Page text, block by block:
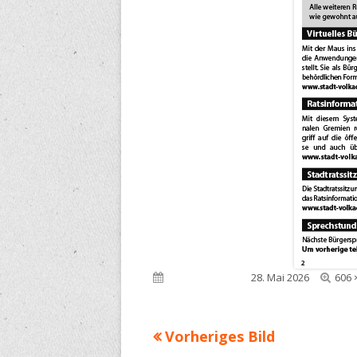
Veröffentlicht am28. Mai 2026
Volle
606
Vorheriges Bild